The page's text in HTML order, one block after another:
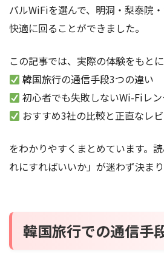
バルWiFiを選んで、明洞・梨泰院
快適に回ることができました。
この記事では、実際の体験をもとに
韓国旅行の通信手段3つの違い
初心者でも失敗しないWi-Fiレ
おすすめ3社の比較と正直なレ
をわかりやすくまとめています。
れにすればいいか」が迷わず決ま
韓国旅行での通信手